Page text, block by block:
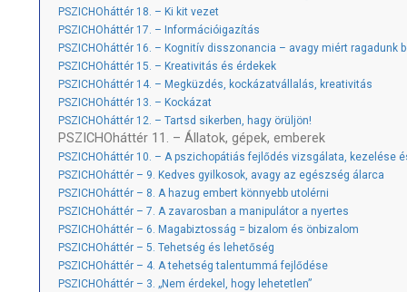
PSZICHOháttér 18. – Ki kit vezet
PSZICHOháttér 17. – Információigazítás
PSZICHOháttér 16. – Kognitív disszonancia – avagy miért ragadunk
PSZICHOháttér 15. – Kreativitás és érdekek
PSZICHOháttér 14. – Megküzdés, kockázatvállalás, kreativitás
PSZICHOháttér 13. – Kockázat
PSZICHOháttér 12. – Tartsd sikerben, hagy örüljön!
PSZICHOháttér 11. – Állatok, gépek, emberek
PSZICHOháttér 10. – A pszichopátiás fejlődés vizsgálata, kezelése
PSZICHOháttér – 9. Kedves gyilkosok, avagy az egészség álarca
PSZICHOháttér – 8. A hazug embert könnyebb utolérni
PSZICHOháttér – 7. A zavarosban a manipulátor a nyertes
PSZICHOháttér – 6. Magabiztosság = bizalom és önbizalom
PSZICHOháttér – 5. Tehetség és lehetőség
PSZICHOháttér – 4. A tehetség talentummá fejlődése
PSZICHOháttér – 3. „Nem érdekel, hogy lehetetlen”